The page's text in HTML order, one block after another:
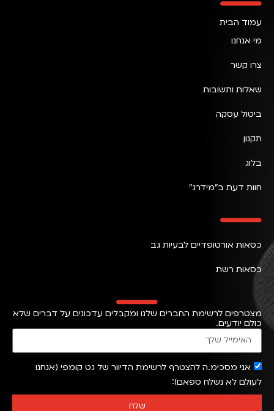
עמוד הבית
מי אנחנו
צרו קשר
שאלות ותשובות
ביטול עסקה
תקנון
בלוג
חוות דעת ב״מידרג״
כסאות אורטופדיים לבעיות גב
כסאות רשת
מצטרפים לרשימת החברים שלנו ומקבלים עדכונים על דברים שלא
כולם יודעים.
אני מסכימ.ה להצטרף לרשימת הדיוור של גט קומפי (אנחנו
לעולם לא נשלח ספאם)
שלח